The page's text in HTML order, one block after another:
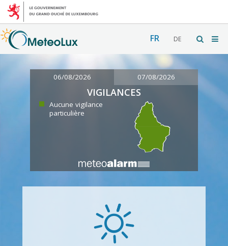
FR DE
06/08/2026 07/08/2026
VIGILANCES
Aucune vigilance
particulière